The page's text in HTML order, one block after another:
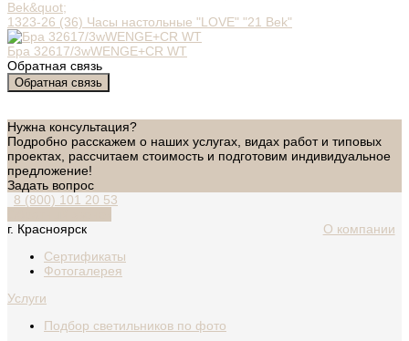
1323-26 (36) Часы настольные "LOVE" "21 Bek"
Бра 32617/3wWENGE+CR WT
Обратная связь
Обратная связь
Нужна консультация?
Подробно расскажем о наших услугах, видах работ и типовых
проектах, рассчитаем стоимость и подготовим индивидуальное
предложение!
Задать вопрос
8 (800) 101 20 53
г. Красноярск
О компании
Сертификаты
Фотогалерея
Услуги
Подбор светильников по фото